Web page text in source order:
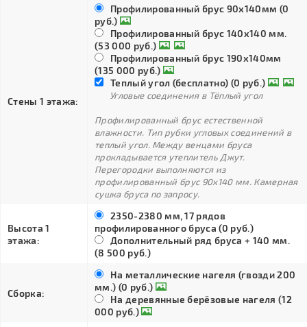
Стены 1 этажа:
Профилированный брус 90х140мм (0
руб.)
Профилированный брус 140х140 мм.
(53 000 руб.)
Профилированный брус 190х140мм
(135 000 руб.)
Теплый угол (бесплатно) (0 руб.)
Угловые соединения в Тёплый угол
Профилированный брус естественной
влажности. Тип рубки угловых соединений в
теплый угол. Между венцами бруса
прокладывается утеплитель Джут.
Перегородки выполняются из
профилированный брус 90х140 мм. Камерная
сушка бруса по запросу.
Высота 1
этажа:
2350-2380 мм, 17 рядов
профилированного бруса (0 руб.)
Дополнительный ряд бруса + 140 мм.
(8 500 руб.)
Сборка:
На металлические нагеля (гвозди 200
мм.) (0 руб.)
На деревянные берёзовые нагеля (12
000 руб.)